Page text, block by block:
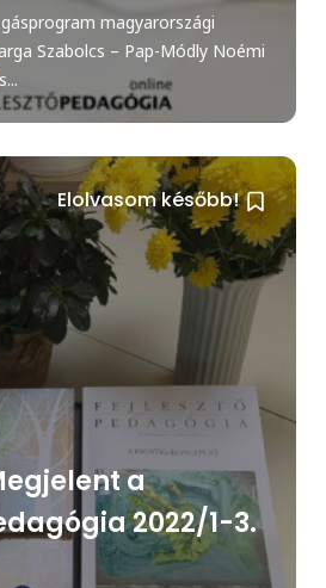
magyarországi
Szabolcs – Pap-Módly Noémi
Elolvasom később!
a
2022/1-3.